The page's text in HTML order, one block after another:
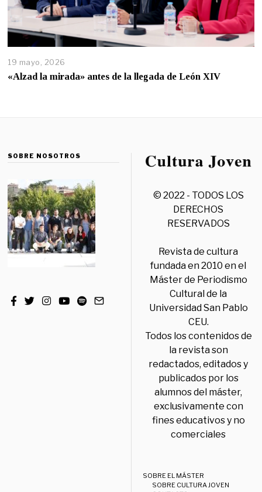
19 mayo, 2026
«Alzad la mirada» antes de la llegada de León XIV
SOBRE NOSOTROS
© 2022 - TODOS LOS
DERECHOS
RESERVADOS
Revista de cultura
fundada en 2010 en el
Máster de Periodismo
Cultural de la
Universidad San Pablo
CEU.
Todos los contenidos de
la revista son
redactados, editados y
publicados por los
alumnos del máster,
exclusivamente con
fines educativos y no
comerciales
SOBRE EL MÁSTER
SOBRE CULTURA JOVEN